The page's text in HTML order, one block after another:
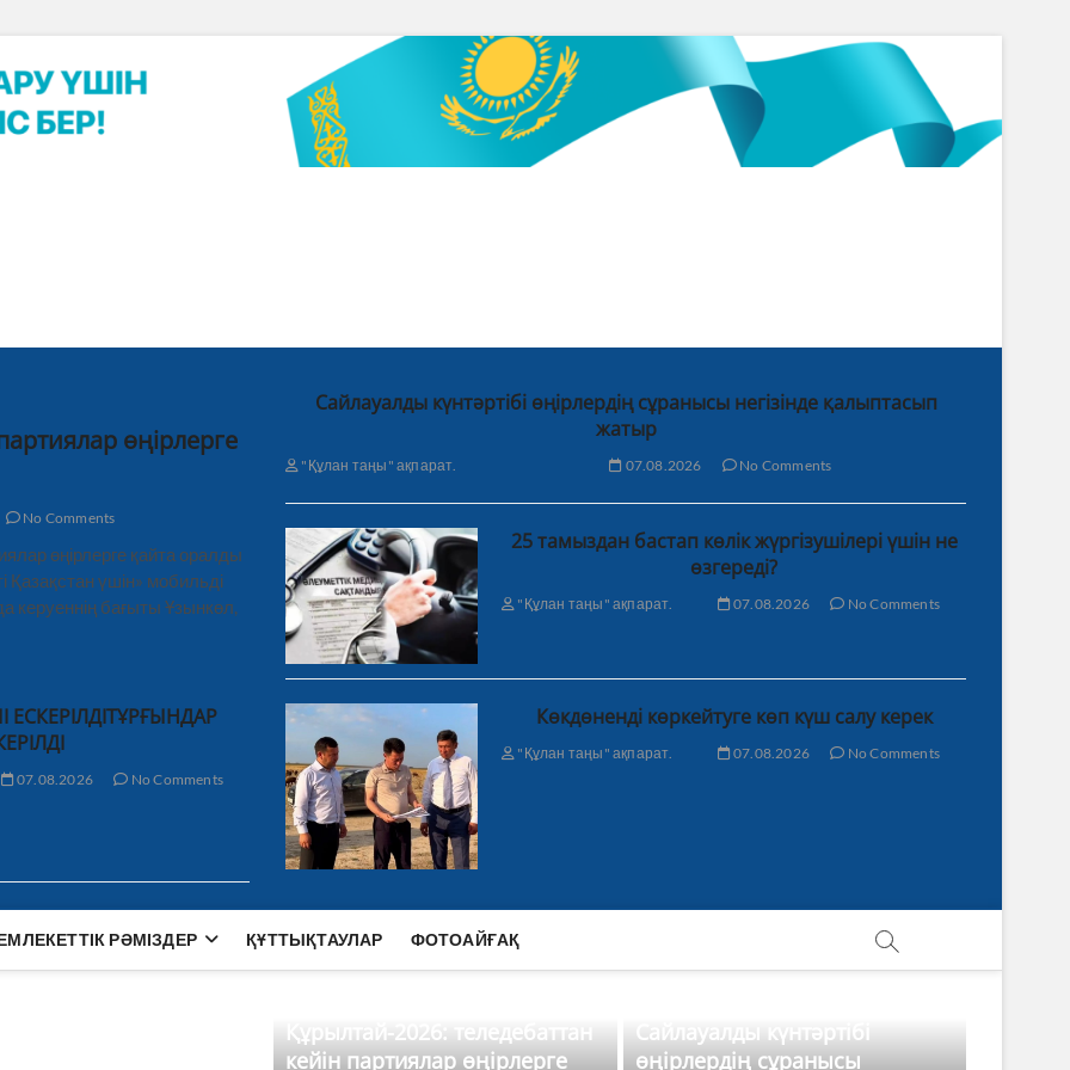
өңірлерге
No Comments
өңірлерге қайта оралды
Қазақстан үшін» мобильді
керуеннің бағыты Ұзынкөл,
Сайлауалды күнтәртібі өңірлердің сұранысы негізінде қалыптасып
жатыр
"Құлан таңы" ақпарат. 07.08.2026 No Comments
25 тамыздан бастап көлік жүргізушілері үшін не
өзгереді?
"Құлан таңы" ақпарат. 07.08.2026 No Comments
ЕСКЕРІЛДІТҰРҒЫНДАР
07.08.2026 No Comments
Көкдөненді көркейтуге көп күш салу керек
"Құлан таңы" ақпарат. 07.08.2026 No Comments
РӘМІЗДЕР ҚҰТТЫҚТАУЛАР ФОТОАЙҒАҚ
Құрылтай-2026: теледебаттан
кейін партиялар өңірлерге
Сайлауалды күнтәртібі
өңірлердің сұранысы